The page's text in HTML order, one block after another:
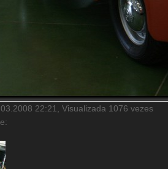
22:21, Visualizada 1076 vezes